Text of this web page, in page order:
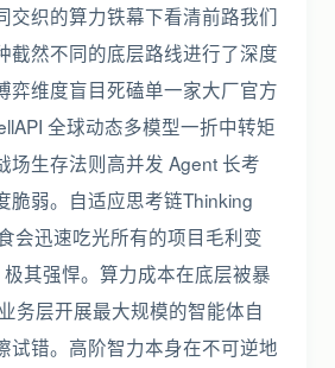
交织的算力铁幕下看清前路我们
截然不同的底层路线进行了深度
弈维度盲目死磕单一家大厂官方
全球动态多模型一折中转矩
场生存法则高并发 Agent 长考
脆弱。自适应思考链Thinking
会迅速吃光所有的项目毛利变
极其强悍。算力成本在底层被暴
务层开展最大规模的智能体自
试错。高阶智力本身在不可逆地